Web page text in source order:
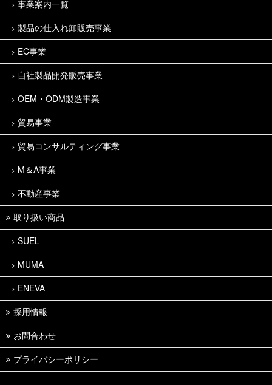
事業案内一覧
製品の仕入れ卸販売事業
EC事業
自社製品開発販売事業
OEM・ODM製造事業
貿易事業
貿易コンサルティング事業
M＆A事業
不動産事業
取り扱い商品
SUEL
MUMA
ENEVA
採用情報
お問合わせ
プライバシーポリシー